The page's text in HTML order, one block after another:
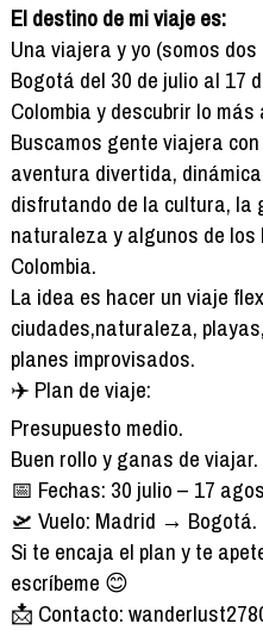
El destino de mi viaje es:
Una viajera y yo (somos
Bogotá del 30 de julio al 17
Colombia y descubrir lo
Buscamos gente viajera
aventura divertida,
disfrutando de la cultura, la
naturaleza y algunos de
Colombia.
La idea es hacer un viaje
ciudades,naturaleza,
planes improvisados.
✈️ Plan de viaje:
Presupuesto medio.
Buen rollo y ganas de viajar.
📅 Fechas: 30 julio – 17
🛫 Vuelo: Madrid → Bogotá.
Si te encaja el plan y te
escríbeme 😊
📩 Contacto: